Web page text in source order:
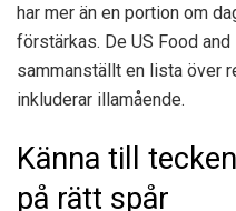
har mer än en portion om
förstärkas. De US Food
sammanställt en lista över
inkluderar illamående.
Känna till
på rätt spår